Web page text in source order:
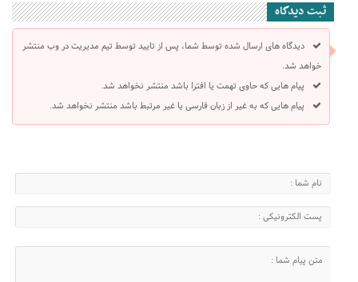
ثبت دیدگاه
دیدگاه های ارسال شده توسط شما، پس از تایید توسط تیم مدیریت در وب منتشر
خواهد شد.
پیام هایی که حاوی تهمت یا افترا باشد منتشر نخواهد شد.
پیام هایی که به غیر از زبان فارسی یا غیر مرتبط باشد منتشر نخواهد شد.